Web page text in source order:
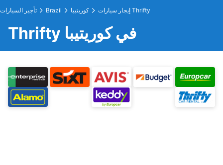
تأجير السيارات Brazil كوريتيبا إيجار سيارات Thrifty
Thrifty في كوريتيبا